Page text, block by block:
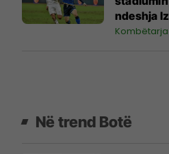
ndeshja
Në trend Botë